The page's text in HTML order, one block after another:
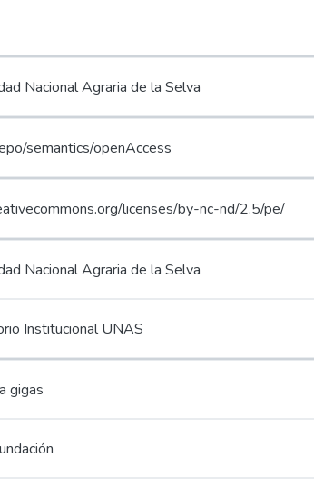
Nacional Agraria de la Selva
semantics/openAccess
licenses/by-nc-nd/2.5/pe/
Nacional Agraria de la Selva
Institucional UNAS
gigas